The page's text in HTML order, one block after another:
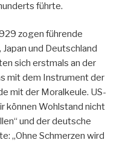
führte.
zogen führende
und Deutschland
sich erstmals an der
mit dem Instrument der
mit der Moralkeule. US-
können Wohlstand nicht
und der deutsche
„Ohne Schmerzen wird